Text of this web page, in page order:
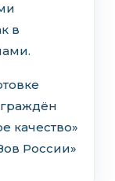
в
качество»
России»